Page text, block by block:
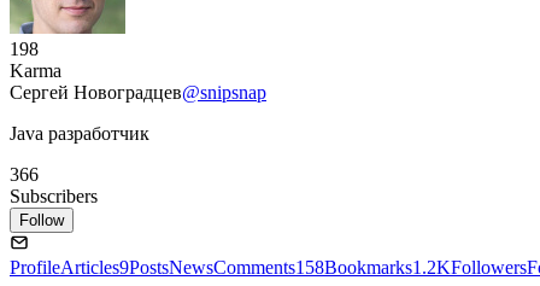
198
Karma
Сергей Новоградцев@snipsnap
Java разработчик
366
Subscribers
Follow
ProfileArticles9PostsNewsComments158Bookmarks1.2KFollowers